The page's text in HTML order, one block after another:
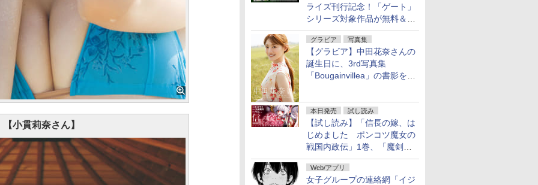
ライズ刊行記念！「ゲート」
シリーズ対象作品が無料＆最
大80%オフ！
グラビア 写真集
【グラビア】中田花奈さんの
誕生日に、3rd写真集
「Bougainvillea」の書影を公
本日発売 試し読み
【試し読み】「信長の嫁、は
じめました ポンコツ魔女の
戦国内政伝」1巻、「魔剣の
花嫁 -ヴァルキュリア-」1巻
本日発売
Web/アプリ
女子グループの連絡網「イジ
【小貫莉奈さん】